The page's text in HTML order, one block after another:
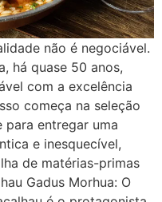
não é negociável.
há quase 50 anos,
com a excelência
começa na seleção
para entregar uma
e inesquecível,
de matérias-primas
Gadus Morhua: O